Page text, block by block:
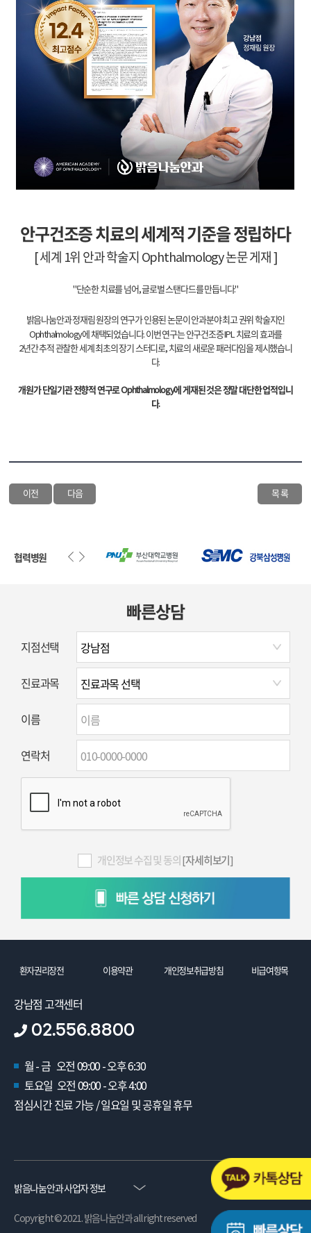
안구건조증 치료의 세계적 기준을 정립하다
[ 세계 1위 안과 학술지 Ophthalmology 논문 게재 ]
"단순한 치료를 넘어, 글로벌 스탠다드를 만듭니다."
밝음나눔안과 정재림 원장의 연구가 인용된 논문이 안과분야 최고 권위 학술지인
Ophthalmology에 채택되었습니다. 이번 연구는 안구건조증 IPL 치료의 효과를
2년간 추적 관찰한 세계 최초의 장기 스터디로, 치료의 새로운 패러다임을 제시했습니
다.
개원가 단일기관 전향적 연구로 Ophthalmology에 게재된 것은 정말 대단한 업적입니
다.
이전 다음 목 록
협력병원
빠른상담
지점선택
진료과목
이름
연락처
개인정보 수집 및 동의[자세히보기]
환자권리장전 이용약관 개인정보취급방침 비급여항목
강남점 고객센터
02.556.8800
월 - 금 오전 09:00 - 오후 6:30
토요일 오전 09:00 - 오후 4:00
점심시간 진료 가능 / 일요일 및 공휴일 휴무
밝음나눔안과 사업자 정보
Copyright © 2021. 밝음나눔안과 all right reserved